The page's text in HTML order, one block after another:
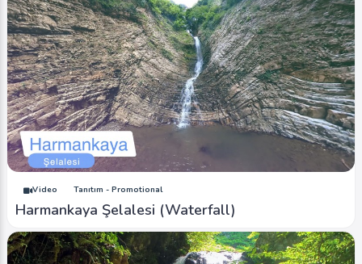
Video Tanıtım - Promotional
Harmankaya Şelalesi (Waterfall)